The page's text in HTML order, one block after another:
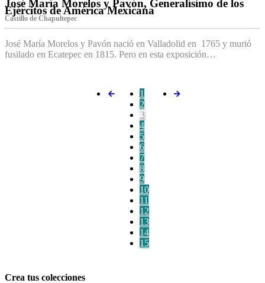
José María Morelos y Pavón, Generalísimo de los
Ejércitos de América Mexicana
C‌astillo de Chapultepec
José María Morelos y Pavón nació en Valladolid en 1765 y murió
fusilado en Ecatepec en 1815. Pero en esta exposición…
1
2
3
4
5
6
7
8
9
10
11
12
13
14
15
Crea tus colecciones